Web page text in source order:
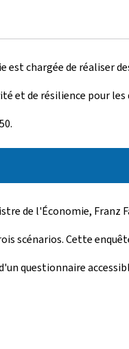
chargée de réaliser
de résilience pour les
de l'Économie,
scénarios. Cette
questionnaire